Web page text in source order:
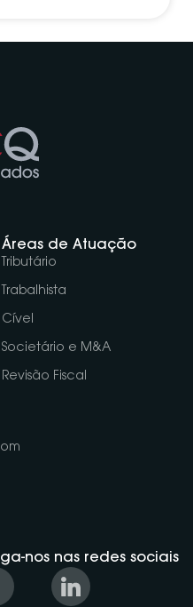
Áreas de Atuação
Tributário
Trabalhista
Cível
Societário e M&A
Revisão Fiscal
nos nas redes sociais